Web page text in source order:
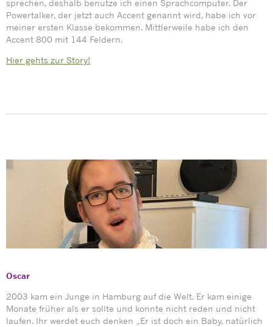
sprechen, deshalb benutze ich einen Sprachcomputer. Der
Powertalker, der jetzt auch Accent genannt wird, habe ich vor
meiner ersten Klasse bekommen. Mittlerweile habe ich den
Accent 800 mit 144 Feldern.
Hier gehts zur Story!
Oscar
2003 kam ein Junge in Hamburg auf die Welt. Er kam einige
Monate früher als er sollte und konnte nicht reden und nicht
laufen. Ihr werdet euch denken „Er ist doch ein Baby, natürlich